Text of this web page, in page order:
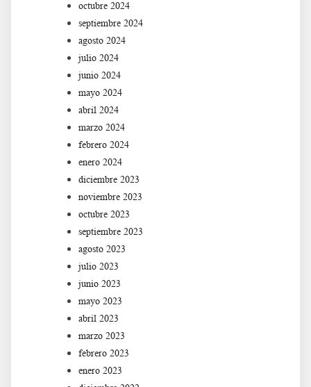
octubre 2024
septiembre 2024
agosto 2024
julio 2024
junio 2024
mayo 2024
abril 2024
marzo 2024
febrero 2024
enero 2024
diciembre 2023
noviembre 2023
octubre 2023
septiembre 2023
agosto 2023
julio 2023
junio 2023
mayo 2023
abril 2023
marzo 2023
febrero 2023
enero 2023